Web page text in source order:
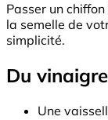
Passer un
la semelle de
simplicité.
Du
Une